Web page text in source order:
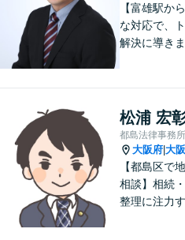
【富雄駅か
な対応で、
解決に導き
続・遺言・
債務整理な
い。
松浦 宏
都島法律事務所
大阪府 大
【都島区で
相談】相続
整理に注力